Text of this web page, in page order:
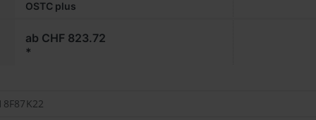
OSTC plus
ab CHF 823.72
*